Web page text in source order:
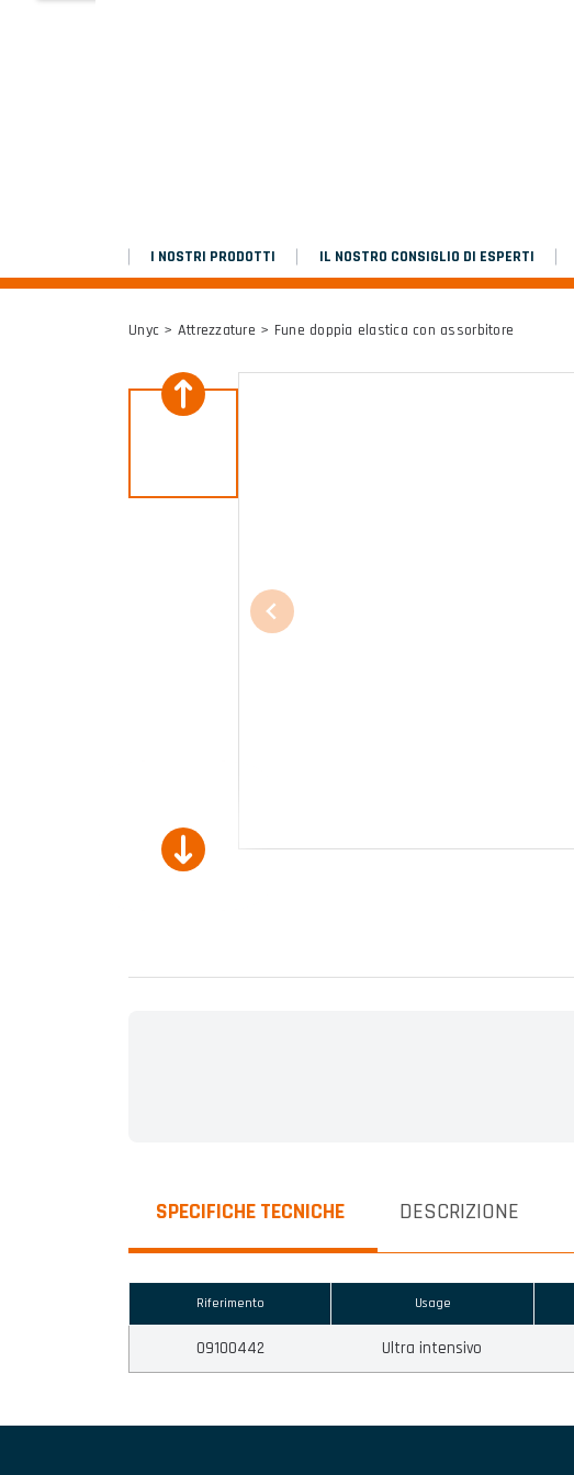
I NOSTRI PRODOTTI IL NOSTRO CONSIGLIO DI ESPERTI
Unyc > Attrezzature > Fune doppia elastica con assorbitore
SPECIFICHE TECNICHE DESCRIZIONE
Riferimento Usage
09100442 Ultra intensivo